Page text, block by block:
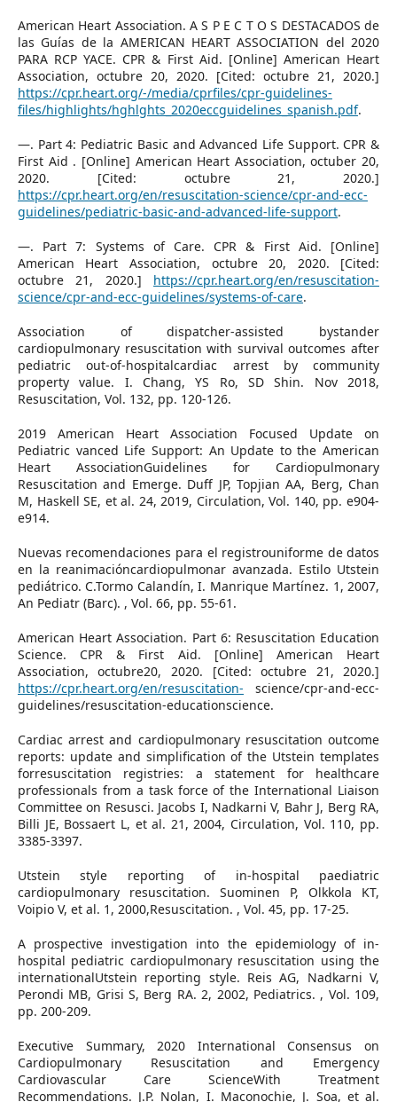
American Heart Association. A S P E C T O S DESTACADOS de
las Guías de la AMERICAN HEART ASSOCIATION del 2020
PARA RCP YACE. CPR & First Aid. [Online] American Heart
Association, octubre 20, 2020. [Cited: octubre 21, 2020.]
https://cpr.heart.org/-/media/cprfiles/cpr-guidelines-
files/highlights/hghlghts_2020eccguidelines_spanish.pdf.
—. Part 4: Pediatric Basic and Advanced Life Support. CPR &
First Aid . [Online] American Heart Association, octuber 20,
2020. [Cited: octubre 21, 2020.]
https://cpr.heart.org/en/resuscitation-science/cpr-and-ecc-
guidelines/pediatric-basic-and-advanced-life-support.
—. Part 7: Systems of Care. CPR & First Aid. [Online]
American Heart Association, octubre 20, 2020. [Cited:
octubre 21, 2020.] https://cpr.heart.org/en/resuscitation-
science/cpr-and-ecc-guidelines/systems-of-care.
Association of dispatcher-assisted bystander
cardiopulmonary resuscitation with survival outcomes after
pediatric out-of-hospitalcardiac arrest by community
property value. I. Chang, YS Ro, SD Shin. Nov 2018,
Resuscitation, Vol. 132, pp. 120-126.
2019 American Heart Association Focused Update on
Pediatric vanced Life Support: An Update to the American
Heart AssociationGuidelines for Cardiopulmonary
Resuscitation and Emerge. Duff JP, Topjian AA, Berg, Chan
M, Haskell SE, et al. 24, 2019, Circulation, Vol. 140, pp. e904-
e914.
Nuevas recomendaciones para el registrouniforme de datos
en la reanimacióncardiopulmonar avanzada. Estilo Utstein
pediátrico. C.Tormo Calandín, I. Manrique Martínez. 1, 2007,
An Pediatr (Barc). , Vol. 66, pp. 55-61.
American Heart Association. Part 6: Resuscitation Education
Science. CPR & First Aid. [Online] American Heart
Association, octubre20, 2020. [Cited: octubre 21, 2020.]
https://cpr.heart.org/en/resuscitation- science/cpr-and-ecc-
guidelines/resuscitation-educationscience.
Cardiac arrest and cardiopulmonary resuscitation outcome
reports: update and simplification of the Utstein templates
forresuscitation registries: a statement for healthcare
professionals from a task force of the International Liaison
Committee on Resusci. Jacobs I, Nadkarni V, Bahr J, Berg RA,
Billi JE, Bossaert L, et al. 21, 2004, Circulation, Vol. 110, pp.
3385-3397.
Utstein style reporting of in-hospital paediatric
cardiopulmonary resuscitation. Suominen P, Olkkola KT,
Voipio V, et al. 1, 2000,Resuscitation. , Vol. 45, pp. 17-25.
A prospective investigation into the epidemiology of in-
hospital pediatric cardiopulmonary resuscitation using the
internationalUtstein reporting style. Reis AG, Nadkarni V,
Perondi MB, Grisi S, Berg RA. 2, 2002, Pediatrics. , Vol. 109,
pp. 200-209.
Executive Summary, 2020 International Consensus on
Cardiopulmonary Resuscitation and Emergency
Cardiovascular Care ScienceWith Treatment
Recommendations. J.P. Nolan, I. Maconochie, J. Soa, et al.